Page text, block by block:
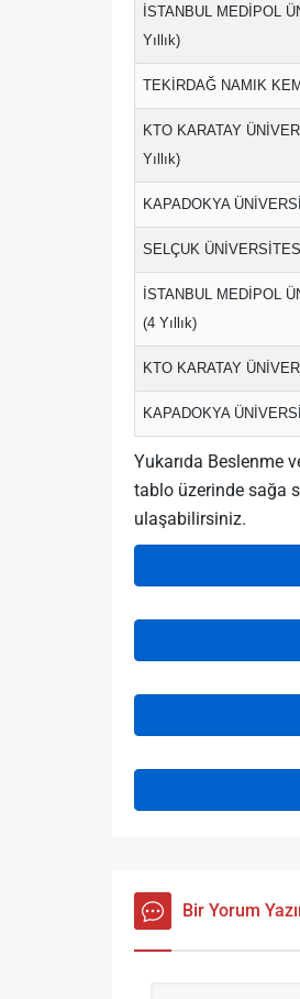
İSTANBUL MEDİPOL
Yıllık)
TEKİRDAĞ NAMIK
KTO KARATAY
Yıllık)
KAPADOKYA
SELÇUK
İSTANBUL MEDİPOL
(4 Yıllık)
KTO KARATAY
KAPADOKYA
Yukarıda Beslenme
tablo üzerinde sağa
ulaşabilirsiniz.
Bir Yorum